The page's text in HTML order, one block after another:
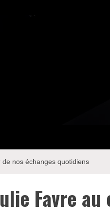
nos échanges quotidiens
Favre